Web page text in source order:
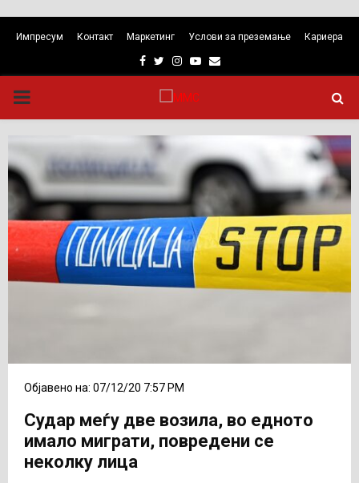
Импресум Контакт Маркетинг Услови за преземање Кариера
Facebook
TwitterInstagram
Youtube
Email
PRIMARY
MENU
Објавено на: 07/12/20 7:57 PM
Судар меѓу две возила, во едното
имало миграти, повредени се
неколку лица